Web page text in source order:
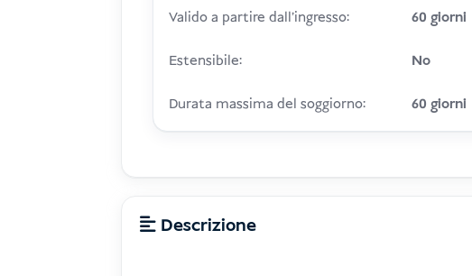
Valido a partire dall'ingresso: 60 giorni
Estensibile: No
Durata massima del soggiorno: 60 giorni
Descrizione